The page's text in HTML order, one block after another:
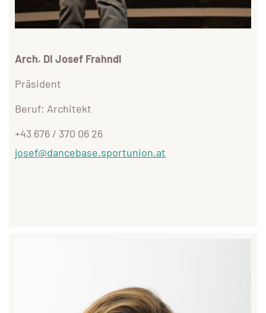
Arch. DI Josef Frahndl
Präsident
Beruf: Architekt
+43 676 / 370 06 26
josef@dancebase.sportunion.at